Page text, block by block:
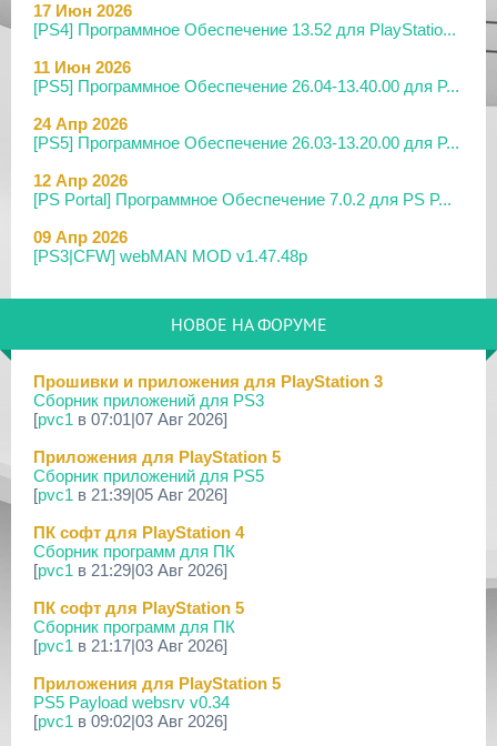
17 Июн 2026
[PS4] Программное Обеспечение 13.52 для PlayStatio...
11 Июн 2026
[PS5] Программное Обеспечение 26.04-13.40.00 для P...
24 Апр 2026
[PS5] Программное Обеспечение 26.03-13.20.00 для P...
12 Апр 2026
[PS Portal] Программное Обеспечение 7.0.2 для PS P...
09 Апр 2026
[PS3|CFW] webMAN MOD v1.47.48p
19 Мар 2026
18 Мар 2026
[PS3] Программное Обеспечение 4.93 для PlayStation...
17 Мар 2026
[PS4] Программное Обеспечение 13.50 для PlayStatio...
[PS5] Программное Обеспечение 26.02-13.00.00 для P...
19 Фев 2026
02 Фев 2026
[PS3|CFW/Android] Movian M7 7.0.235/236
29 Янв 2026
[PS4] Программное Обеспечение 13.04 для PlayStatio...
НОВОЕ НА ФОРУМЕ
Прошивки и приложения для PlayStation 3
Сборник приложений для PS3
[pvc1 в 07:01|07 Авг 2026]
Приложения для PlayStation 5
Сборник приложений для PS5
[pvc1 в 21:39|05 Авг 2026]
ПК софт для PlayStation 4
Сборник программ для ПК
[pvc1 в 21:29|03 Авг 2026]
ПК софт для PlayStation 5
Сборник программ для ПК
[pvc1 в 21:17|03 Авг 2026]
Приложения для PlayStation 5
PS5 Payload websrv v0.34
[pvc1 в 09:02|03 Авг 2026]